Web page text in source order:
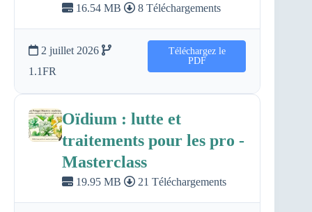
16.54 MB 8 Téléchargements
2 juillet 2026
1.1FR
Téléchargez le
PDF
Oïdium : lutte et
traitements pour les pro -
Masterclass
19.95 MB 21 Téléchargements